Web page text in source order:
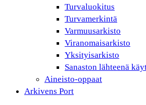
Turvaluokitus
Turvamerkintä
Varmuusarkisto
Viranomaisarkisto
Yksityisarkisto
Sanaston lähteenä
Aineisto-oppaat
Arkivens Port